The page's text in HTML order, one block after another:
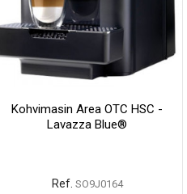
Kohvimasin Area OTC HSC -
Lavazza Blue®
Ref. SO9J0164